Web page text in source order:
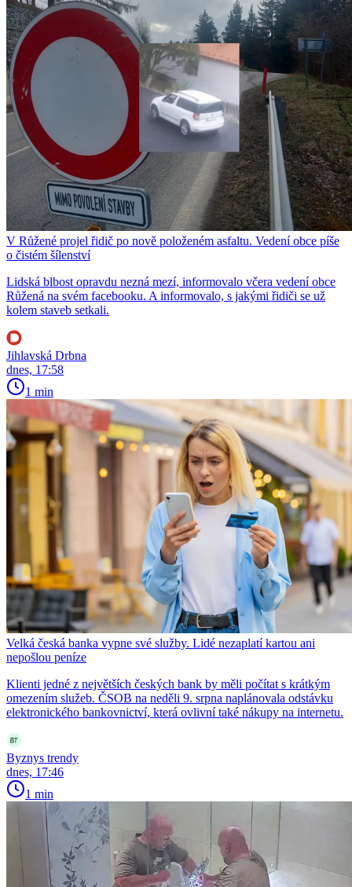
V Růžené projel řidič po nově položeném asfaltu. Vedení obce píše
o čistém šílenství
Lidská blbost opravdu nezná mezí, informovalo včera vedení obce
Růžená na svém facebooku. A informovalo, s jakými řidiči se už
kolem staveb setkali.
Jihlavská Drbna
dnes, 17:58
1 min
Velká česká banka vypne své služby. Lidé nezaplatí kartou ani
nepošlou peníze
Klienti jedné z největších českých bank by měli počítat s krátkým
omezením služeb. ČSOB na neděli 9. srpna naplánovala odstávku
elektronického bankovnictví, která ovlivní také nákupy na internetu.
Byznys trendy
dnes, 17:46
1 min